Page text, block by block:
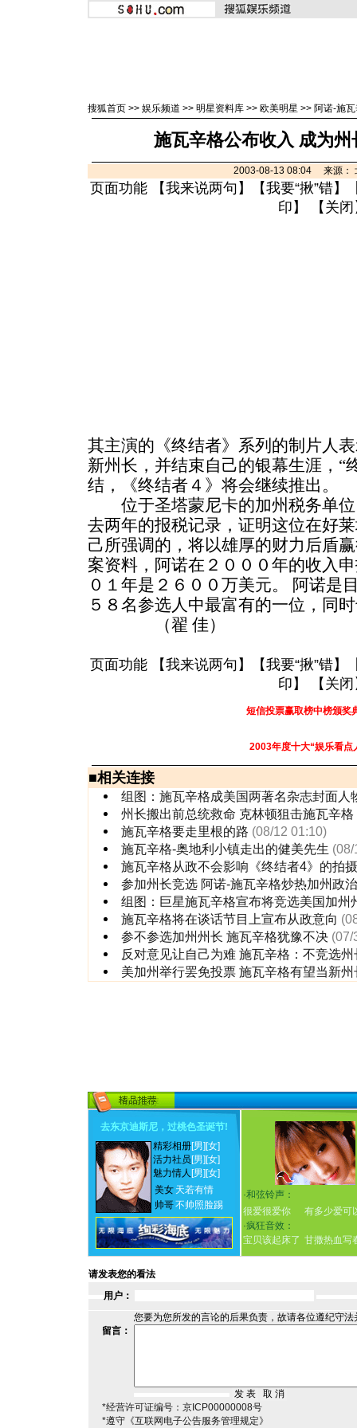
搜狐首页 >> 娱乐频道 >> 明星资料库 >> 欧美明星 >> 阿诺-施
施瓦辛格公布收入 成为
2003-08-13 08:04 来源：
页面功能 【我来说两句 】【我要“揪”错】
印 】 【 关闭
其主演的《终结者》系列的制片人
新州长，并结束自己的银幕生涯，“
结，《终结者４》将会继续推出。
位于圣塔蒙尼卡的加州税务单位
去两年的报税记录，证明这位在好
己所强调的，将以雄厚的财力后盾
案资料，阿诺在２０００年的收入
０１年是２６００万美元。 阿诺是
５８名参选人中最富有的一位，同
（翟 佳）
页面功能 【我来说两句 】【我要“揪”错】
印 】 【 关闭
短信投票赢取榜中榜颁奖
2003年度十大“娱乐看点
■相关连接
组图：施瓦辛格成美国两著名杂志封面人
州长搬出前总统救命 克林顿狙击施瓦辛格
施瓦辛格要走里根的路 (08/12 01:10)
施瓦辛格-奥地利小镇走出的健美先生
施瓦辛格从政不会影响《终结者4》的拍
参加州长竞选 阿诺-施瓦辛格炒热加州政
组图：巨星施瓦辛格宣布将竞选美国加州
施瓦辛格将在谈话节目上宣布从政意向
参不参选加州州长 施瓦辛格犹豫不决 (07/
反对意见让自己为难 施瓦辛格：不竞选州
美加州举行罢免投票 施瓦辛格有望当新州
去东京迪斯尼，过桃色圣诞节!
精彩相册[男] [女]
活力社员 [男] [女]
魅力情人 [男] [女]
美女 天若有情
帅哥不帅照脸踢
·和弦铃声：
很爱很爱你
有多少爱可
·疯狂音效：
宝贝该起床了 甘撒热血写
请发表您的看法
用户：
您要为您所发的言论的后果负责，故请各位遵纪守
留言：
*经营许可证编号：京ICP00000008号
*遵守《互联网电子公告服务管理规定》